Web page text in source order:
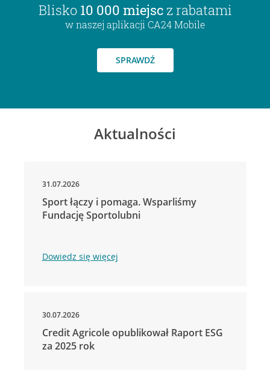
Blisko 10 000 miejsc z rabatami
w naszej aplikacji CA24 Mobile
SPRAWDŹ
Aktualności
31.07.2026
Sport łączy i pomaga. Wsparliśmy
Fundację Sportolubni
Dowiedz się więcej
30.07.2026
Credit Agricole opublikował Raport ESG
za 2025 rok